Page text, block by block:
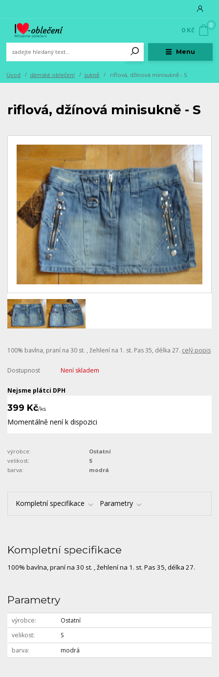
Menu
0
0 Kč
Úvod dámské oblečení sukně riflová, džínová minisukně - S
riflová, džínová minisukně - S
100% bavlna, praní na 30 st. , žehlení na 1. st. Pas 35, délka 27. celý popis
Dostupnost Není skladem
Nejsme plátci DPH
399 Kč/ks
Momentálně není k dispozici
výrobce:
Ostatní
velikost:
S
barva:
modrá
Kompletní specifikace Parametry
Kompletní specifikace
100% bavlna, praní na 30 st. , žehlení na 1. st. Pas 35, délka 27.
Parametry
výrobce
Ostatní
velikost
S
barva
modrá